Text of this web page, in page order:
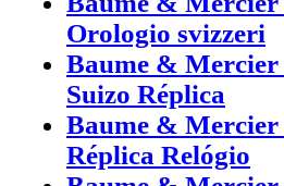
Orologio svizzeri
Baume &
Suizo Réplica
Baume &
Réplica Relógio